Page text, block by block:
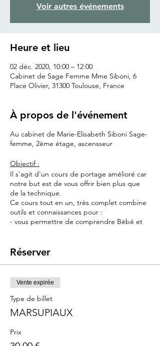
Voir autres événements
Heure et lieu
02 déc. 2020, 10:00 – 12:00
Cabinet de Sage Femme Mme Siboni, 6
Place Olivier, 31300 Toulouse, France
À propos de l'événement
Au cabinet de Marie-Elisabeth Siboni Sage-
femme, 2ème étage, ascensseur
Objectif :
Il s'agit d'un cours de portage amélioré car
notre but est de vous offrir bien plus que
de la technique.
Ce cours tout en un, très complet combine
outils et connaissances pour :
- vous permettre de comprendre Bébé et
temps de repos
Contenu :
> portage niveau 1 : l'outil principal du
cours : indispensable pour soulager vos bras
et apaiser bébé
> sommeil niveau 1 : connaissances, outils et
astuces pour endormir bébé et le poser
Réserver
Vente expirée
Type de billet
MARSUPIAUX
Prix